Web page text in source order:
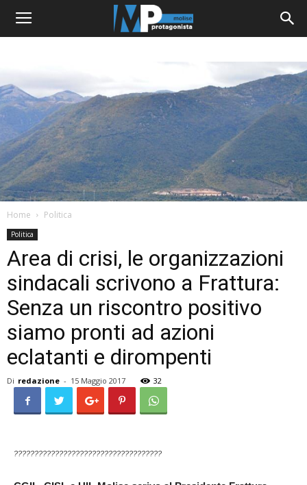
Home Politica
Politica
Area di crisi, le organizzazioni
sindacali scrivono a Frattura:
Senza un riscontro positivo
siamo pronti ad azioni
eclatanti e dirompenti
Di redazione - 15 Maggio 2017 32
????????????????????????????????????